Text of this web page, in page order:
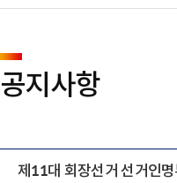
공지사항
제11대 회장선거 선거인